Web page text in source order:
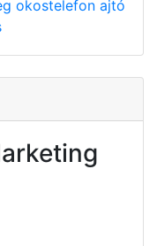
okostelefon ajtó